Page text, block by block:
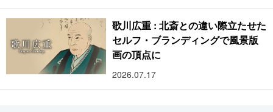
歌川広重 : 北斎との違い際立たせた
セルフ・ブランディングで風景版
画の頂点に
2026.07.17